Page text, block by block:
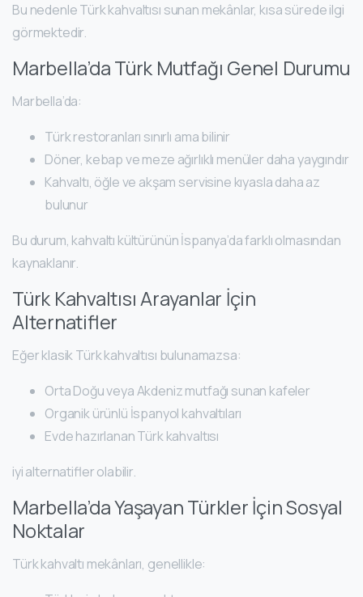
Bu nedenle Türk kahvaltısı sunan mekânlar, kısa sürede ilgi
görmektedir.
Marbella’da Türk Mutfağı Genel Durumu
Marbella’da:
Türk restoranları sınırlı ama bilinir
Döner, kebap ve meze ağırlıklı menüler daha yaygındır
Kahvaltı, öğle ve akşam servisine kıyasla daha az
bulunur
Bu durum, kahvaltı kültürünün İspanya’da farklı olmasından
kaynaklanır.
Türk Kahvaltısı Arayanlar İçin
Alternatifler
Eğer klasik Türk kahvaltısı bulunamazsa:
Orta Doğu veya Akdeniz mutfağı sunan kafeler
Organik ürünlü İspanyol kahvaltıları
Evde hazırlanan Türk kahvaltısı
iyi alternatifler olabilir.
Marbella’da Yaşayan Türkler İçin Sosyal
Noktalar
Türk kahvaltı mekânları, genellikle: